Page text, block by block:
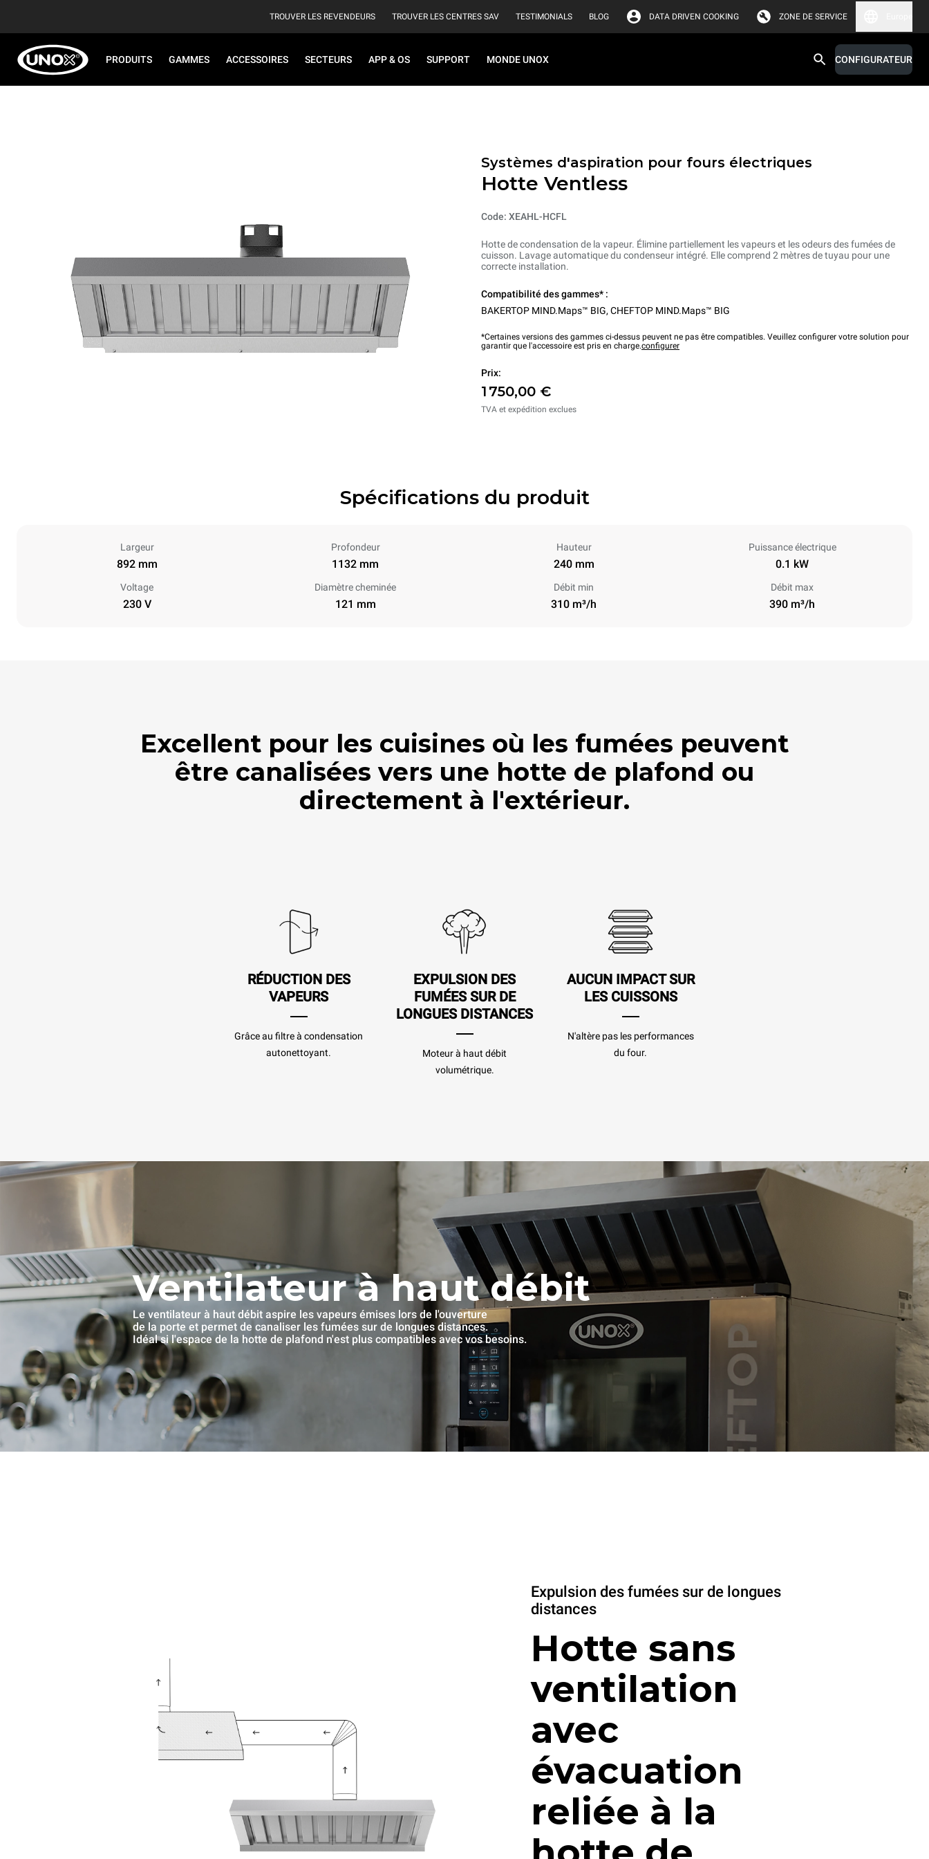
TROUVER LES REVENDEURS TROUVER LES CENTRES SAV TESTIMONIALS BLOG DATA DRIVEN COOKING ZONE DE SERVICE
PRODUITS GAMMES ACCESSOIRES SECTEURS APP & OS SUPPORT MONDE UNOX CONFIGURATEUR
Systèmes d'aspiration pour fours électriques
Hotte Ventless
Code: XEAHL-HCFL
Hotte de condensation de la vapeur. Élimine partiellement les vapeurs et les odeurs des fumées de
cuisson. Lavage automatique du condenseur intégré. Elle comprend 2 mètres de tuyau pour une
correcte installation.
Compatibilité des gammes* :
BAKERTOP MIND.Maps™ BIG, CHEFTOP MIND.Maps™ BIG
*Certaines versions des gammes ci-dessus peuvent ne pas être compatibles. Veuillez configurer votre solution pour
garantir que l'accessoire est pris en charge.configurer
Prix:
1 750,00 €
TVA et expédition exclues
Spécifications du produit
Largeur
892 mm
Profondeur
1132 mm
Hauteur
240 mm
Puissance électrique
0.1 kW
Voltage
230 V
Diamètre cheminée
121 mm
Débit min
310 m³/h
Débit max
390 m³/h
Excellent pour les cuisines où les fumées peuvent
être canalisées vers une hotte de plafond ou
directement à l'extérieur.
RÉDUCTION DES
VAPEURS
Grâce au filtre à condensation
autonettoyant.
EXPULSION DES
FUMÉES SUR DE
LONGUES DISTANCES
Moteur à haut débit
volumétrique.
AUCUN IMPACT SUR
LES CUISSONS
N'altère pas les performances
du four.
Ventilateur à haut débit
Le ventilateur à haut débit aspire les vapeurs émises lors de l'ouverture
de la porte et permet de canaliser les fumées sur de longues distances.
Idéal si l'espace de la hotte de plafond n'est plus compatibles avec vos besoins.
Expulsion des fumées sur de longues
distances
Hotte sans
ventilation
avec
évacuation
reliée à la